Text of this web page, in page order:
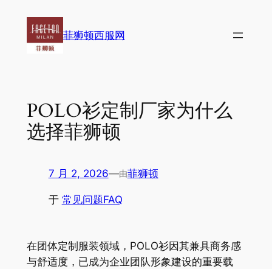
菲狮顿西服网
POLO衫定制厂家为什么
选择菲狮顿
7 月 2, 2026—由菲狮顿
于 常见问题FAQ
在团体定制服装领域，POLO衫因其兼具商务感
与舒适度，已成为企业团队形象建设的重要载